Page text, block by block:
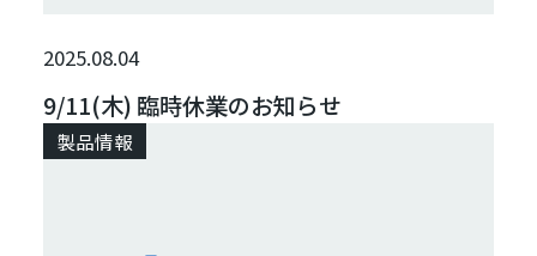
2025.08.04
9/11(木) 臨時休業のお知らせ
製品情報